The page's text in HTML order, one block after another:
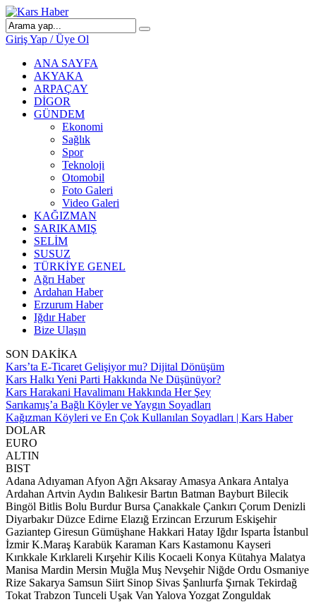
Giriş Yap / Üye Ol
ANA SAYFA
AKYAKA
ARPAÇAY
DİGOR
GÜNDEM
Ekonomi
Sağlık
Spor
Teknoloji
Otomobil
Foto Galeri
Video Galeri
KAĞIZMAN
SARIKAMIŞ
SELİM
SUSUZ
TÜRKİYE GENEL
Ağrı Haber
Ardahan Haber
Erzurum Haber
Iğdır Haber
Bize Ulaşın
SON DAKİKA
Kars’ta E-Ticaret Gelişiyor mu? Dijital Dönüşüm
Kars Halkı Yeni Parti Hakkında Ne Düşünüyor?
Kars Harakani Havalimanı Hakkında Her Şey
Sarıkamış’a Bağlı Köyler ve Yaygın Soyadları
Kağızman Köyleri ve En Çok Kullanılan Soyadları | Kars Haber
DOLAR
EURO
ALTIN
BIST
Adana Adıyaman Afyon Ağrı Aksaray Amasya Ankara Antalya
Ardahan Artvin Aydın Balıkesir Bartın Batman Bayburt Bilecik
Bingöl Bitlis Bolu Burdur Bursa Çanakkale Çankırı Çorum Denizli
Diyarbakır Düzce Edirne Elazığ Erzincan Erzurum Eskişehir
Gaziantep Giresun Gümüşhane Hakkari Hatay Iğdır Isparta İstanbul
İzmir K.Maraş Karabük Karaman Kars Kastamonu Kayseri
Kırıkkale Kırklareli Kırşehir Kilis Kocaeli Konya Kütahya Malatya
Manisa Mardin Mersin Muğla Muş Nevşehir Niğde Ordu Osmaniye
Rize Sakarya Samsun Siirt Sinop Sivas Şanlıurfa Şırnak Tekirdağ
Tokat Trabzon Tunceli Uşak Van Yalova Yozgat Zonguldak